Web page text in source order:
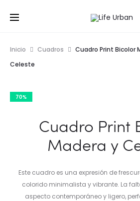
Inicio Cuadros
Cuadro Print Bicolor
Celeste
70%
Cuadro Print
Madera y
Este cuadro es una expresión de
colorido minimalista y vibrante. La
aspecto contemporáneo y ligero,